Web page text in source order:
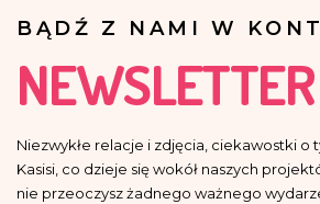
BĄDŹ Z NAMI W
NEWSLETTER
Niezwykłe relacje i zdjęcia, ciekawostki o
Kasisi, co dzieje się wokół naszych
nie przeoczysz żadnego ważnego